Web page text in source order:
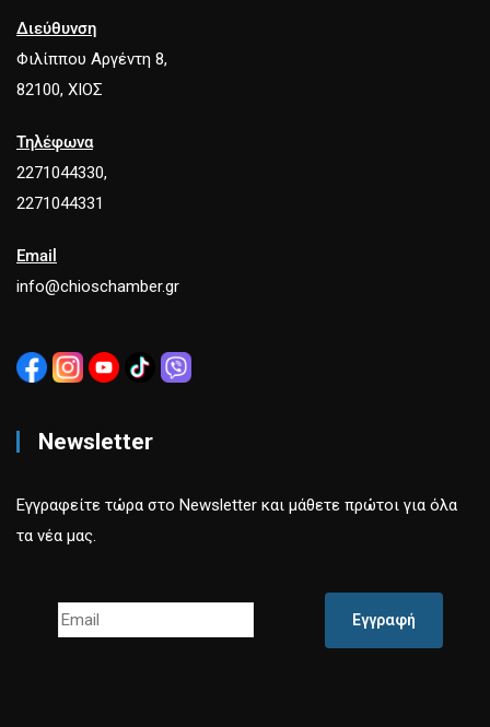
Διεύθυνση
Φιλίππου Αργέντη 8,
82100, ΧΙΟΣ
Τηλέφωνα
2271044330,
2271044331
Email
info@chioschamber.gr
Newsletter
Εγγραφείτε τώρα στο Newsletter και μάθετε πρώτοι για όλα
τα νέα μας.
Εγγραφή